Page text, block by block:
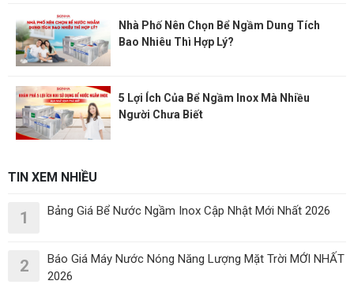
Nhà Phố Nên Chọn Bể Ngầm Dung Tích
Bao Nhiêu Thì Hợp Lý?
5 Lợi Ích Của Bể Ngầm Inox Mà Nhiều
Người Chưa Biết
TIN XEM NHIỀU
1 Bảng Giá Bể Nước Ngầm Inox Cập Nhật Mới Nhất 2026
2
Báo Giá Máy Nước Nóng Năng Lượng Mặt Trời MỚI NHẤT
2026